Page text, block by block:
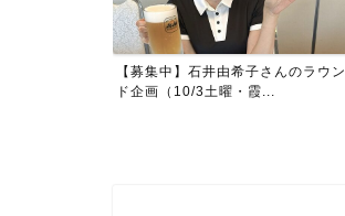
【募集中】石井由希子さんのラウン
ド企画（10/3土曜・霞...